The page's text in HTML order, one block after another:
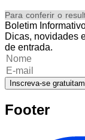
Para conferir o
Boletim
Dicas, novidades
de entrada.
Inscreva-se
Footer